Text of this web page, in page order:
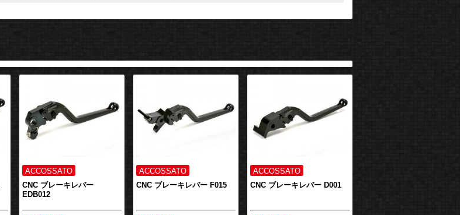
CNC ブレーキレバー
EDB012
CNC ブレーキレバー F015 CNC ブレーキレバー D001